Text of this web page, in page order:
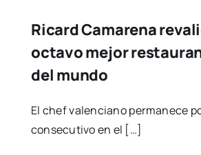
Ricard Camarena
octavo mejor
del mundo
El chef valen­ciano per­ma­ne­ce
con­se­cu­ti­vo en el […]